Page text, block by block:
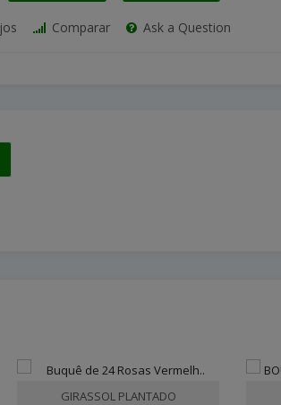
Comparar Ask a Question
GIRASSOL PLANTADO